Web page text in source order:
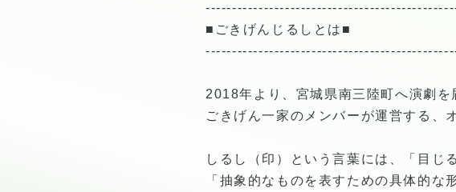
■ごきげんじるしとは■
2018年より、宮城県南三陸町へ演劇を
ごきげん一家のメンバーが運営する、
しるし（印）という言葉には、「目じ
「抽象的なものを表すための具体的な